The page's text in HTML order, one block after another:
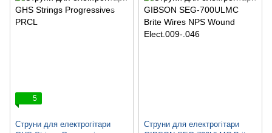
5
Струни для електрогітари
Струни для електрогітари